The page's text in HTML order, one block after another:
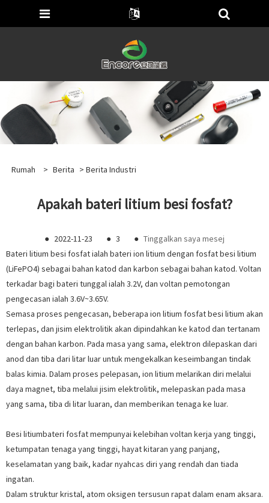
Rumah > Berita > Berita Industri
Apakah bateri litium besi fosfat?
● 2022-11-23 ● 3 ● Tinggalkan saya mesej
Bateri litium besi fosfat ialah bateri ion litium dengan fosfat besi litium
(LiFePO4) sebagai bahan katod dan karbon sebagai bahan katod. Voltan
terkadar bagi bateri tunggal ialah 3.2V, dan voltan pemotongan
pengecasan ialah 3.6V~3.65V.
Semasa proses pengecasan, beberapa ion litium fosfat besi litium akan
terlepas, dan jisim elektrolitik akan dipindahkan ke katod dan tertanam
dengan bahan karbon. Pada masa yang sama, elektron dilepaskan dari
anod dan tiba dari litar luar untuk mengekalkan keseimbangan tindak
balas kimia. Dalam proses pelepasan, ion litium melarikan diri melalui
daya magnet, tiba melalui jisim elektrolitik, melepaskan pada masa
yang sama, tiba di litar luaran, dan memberikan tenaga ke luar.
Besi litiumbateri fosfat mempunyai kelebihan voltan kerja yang tinggi,
ketumpatan tenaga yang tinggi, hayat kitaran yang panjang,
keselamatan yang baik, kadar nyahcas diri yang rendah dan tiada
ingatan.
Dalam struktur kristal, atom oksigen tersusun rapat dalam enam aksara.